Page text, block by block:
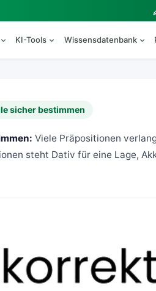
KI-Tools Wissensdatenbank
sicher bestimmen
Viele Präpositionen
steht Dativ für eine Lage,